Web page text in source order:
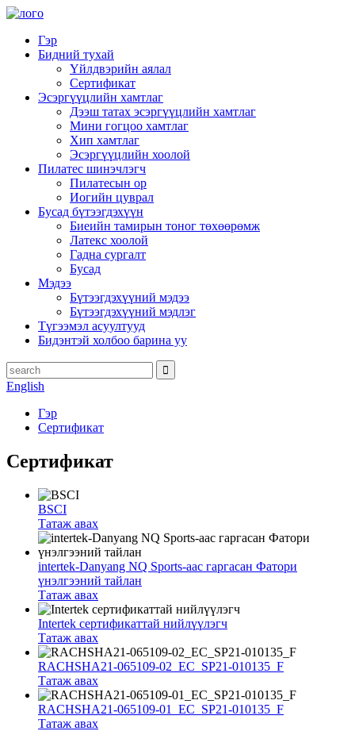
Гэр
Бидний тухай
Үйлдвэрийн аялал
Сертификат
Эсэргүүцлийн хамтлаг
Дээш татах эсэргүүцлийн хамтлаг
Мини гогцоо хамтлаг
Хип хамтлаг
Эсэргүүцлийн хоолой
Пилатес шинэчлэгч
Пилатесын ор
Иогийн цуврал
Бусад бүтээгдэхүүн
Биеийн тамирын тоног төхөөрөмж
Латекс хоолой
Гадна сургалт
Бусад
Мэдээ
Бүтээгдэхүүний мэдээ
Бүтээгдэхүүний мэдлэг
Түгээмэл асуултууд
Бидэнтэй холбоо барина уу
English
Гэр
Сертификат
Сертификат
BSCI
Татаж авах
intertek-Danyang NQ Sports-аас гаргасан Фатори
үнэлгээний тайлан
Татаж авах
Intertek сертификаттай нийлүүлэгч
Татаж авах
RACHSHA21-065109-02_EC_SP21-010135_F
Татаж авах
RACHSHA21-065109-01_EC_SP21-010135_F
Татаж авах